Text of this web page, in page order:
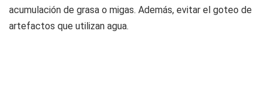
acumulación de grasa o migas. Además, evitar el goteo de
artefactos que utilizan agua.